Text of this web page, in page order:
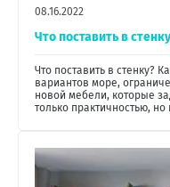
08.16.2022
Что поставить в
Что поставить в стенку?
вариантов море,
новой мебели, которые
только практичностью, но